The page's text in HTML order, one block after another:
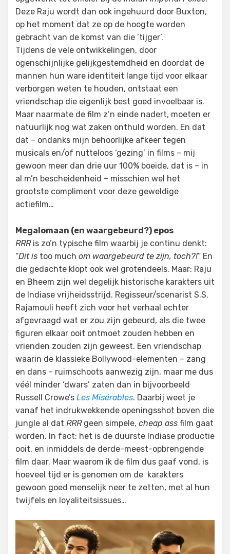
Deze Raju wordt dan ook ingehuurd door Buxton,
op het moment dat ze op de hoogte worden
gebracht van de komst van die ’tijger’.
Tijdens de vele ontwikkelingen, door
ogenschijnlijke gelijkgestemdheid en doordat de
mannen hun ware identiteit lange tijd voor elkaar
verborgen weten te houden, ontstaat een
vriendschap die eigenlijk best goed invoelbaar is.
Maar naarmate de film z’n einde nadert, moeten er
natuurlijk nog wat zaken onthuld worden. En dat
dat – ondanks mijn behoorlijke afkeer tegen
musicals en/of nutteloos ‘gezing’ in films – mij
gewoon meer dan drie uur 100% boeide, dat is – in
al m’n bescheidenheid – misschien wel het
grootste compliment voor deze geweldige
actiefilm…
Megalomaan (en waargebeurd?) epos
RRRis zo’n typische film waarbij je continu denkt:
“Dit is too much om waargebeurd te zijn, toch?!” En
die gedachte klopt ook wel grotendeels. Maar: Raju
en Bheem zijn wel degelijk historische karakters uit
de Indiase vrijheidsstrijd. Regisseur/scenarist S.S.
Rajamouli heeft zich voor het verhaal echter
afgevraagd wat er zou zijn gebeurd, als die twee
figuren elkaar ooit ontmoet zouden hebben en
vrienden zouden zijn geweest. Een vriendschap
waarin de klassieke Bollywood-elementen – zang
en dans – ruimschoots aanwezig zijn, maar me dus
véél minder ‘dwars’ zaten dan in bijvoorbeeld
Russell Crowe’s Les Misérables. Daarbij weet je
vanaf het indrukwekkende openingsshot boven die
jungle al dat RRRgeen simpele, cheap ass film gaat
worden. In fact: het is de duurste Indiase productie
ooit, en inmiddels de derde-meest-opbrengende
film daar. Maar waarom ik de film dus gaaf vond, is
hoeveel tijd er is genomen om de karakters
gewoon goed menselijk neer te zetten, met al hun
twijfels en loyaliteitsissues…